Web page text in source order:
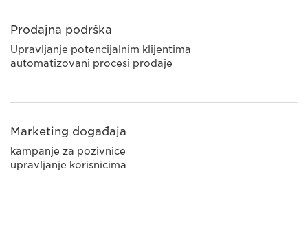
Prodajna podrška
Upravljanje potencijalnim klijentima
automatizovani procesi prodaje
Marketing događaja
kampanje za pozivnice
upravljanje korisnicima